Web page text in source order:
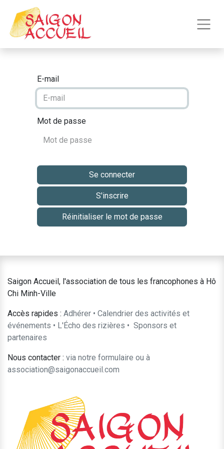
E-mail
Mot de passe
Se connecter
S'inscrire
Réinitialiser le mot de passe
Saigon Accueil, l'association de tous les francophones à Hô
Chi Minh-Ville
Accès rapides : Adhérer • Calendrier des activités et
événements • L'Écho des rizières • ​Sponsors et
partenaires​​
Nous contacter : ​via notre formulaire ou à
association@saigonaccueil.com